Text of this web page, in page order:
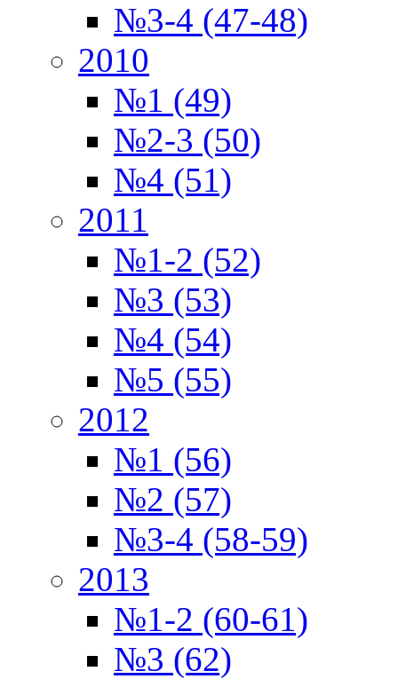
№3-4 (47-48)
2010
№1 (49)
№2-3 (50)
№4 (51)
2011
№1-2 (52)
№3 (53)
№4 (54)
№5 (55)
2012
№1 (56)
№2 (57)
№3-4 (58-59)
2013
№1-2 (60-61)
№3 (62)